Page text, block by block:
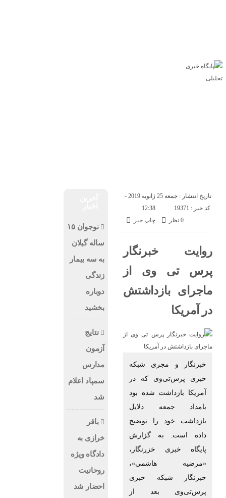
تاریخ انتشار : جمعه 25 ژانویه 2019 -
12:38
کد خبر : 19371
چاپ خبر
0 نظر
روایت خبرنگار
پرس تی وی از
ماجرای بازداشتش
در آمریکا
خبرنگار و مجری شبکه
خبری پرس‌تی‌وی که در
آمریکا بازداشت شده بود
بامداد جمعه دلایل
بازداشت خود را توضیح
داده است. به گزارش
پایگاه خبری خزرنگار،
«مرضیه هاشمی»،
خبرنگار شبکه خبری
پرس‌تی‌وی بعد از
نوجوان ۱۵
ساله گیلان
به سه بیمار
زندگی
دوباره
بخشید
نتایج
آزمون
مدارس
سمپاد اعلام
شد
باقر
خرازی به
دادگاه ویژه
روحانیت
احضار شد